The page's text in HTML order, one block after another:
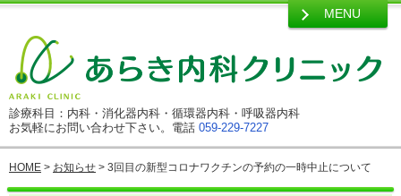
診療科目：内科・消化器内科・循環器内科・呼吸器内科
お気軽にお問い合わせ下さい。電話 059-229-7227
HOME > お知らせ > 3回目の新型コロナワクチンの予約の一時中止について
MENU